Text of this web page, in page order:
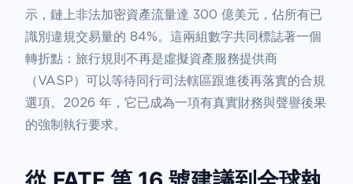
示，鏈上非法加密資產流量達 300 億美元，佔所有已
識別違規交易量的 84%。這兩組數字共同標誌著一個
轉折點：旅行規則不再是虛擬資產服務提供商
（VASP）可以等待同行司法轄區跟進後再落實的合規
選項。2026 年，它已成為一項有真實財務與聲譽後果
的強制執行要求。